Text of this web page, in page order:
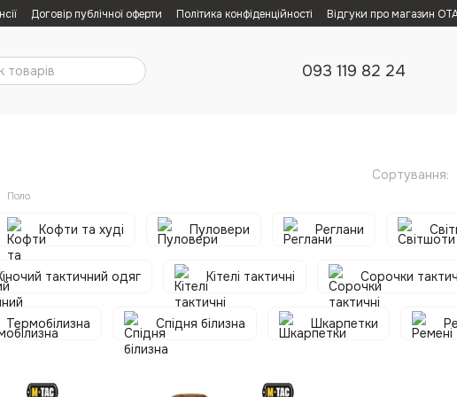
Договір публічної оферти Політика конфіденційності Відгуки про магазин
093 119 82 24
Поло
Сортування:
Кофти та худі Пуловери Реглани
тактичний одяг Кітелі тактичні Сорочки
Термобілизна Спідня білизна Шкарпетки